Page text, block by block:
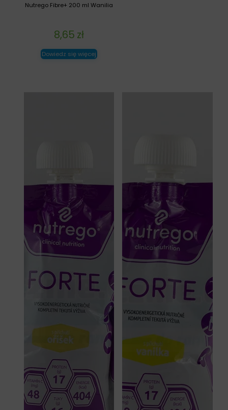
Nutrego Fibre+ 200 ml Wanilia
8,65 zł
Dowiedz się więcej